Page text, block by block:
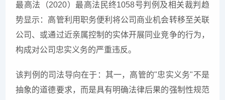
最高法（2020）最高法民终1058号判例及相关裁判趋
势显示：高管利用职务便利将公司商业机会转移至关联
公司、或通过近亲属控制的实体开展同业竞争的行为，
构成对公司忠实义务的严重违反。
该判例的司法导向在于：其一，高管的"忠实义务"不是
抽象的道德要求，而是具有明确法律后果的强制性规范